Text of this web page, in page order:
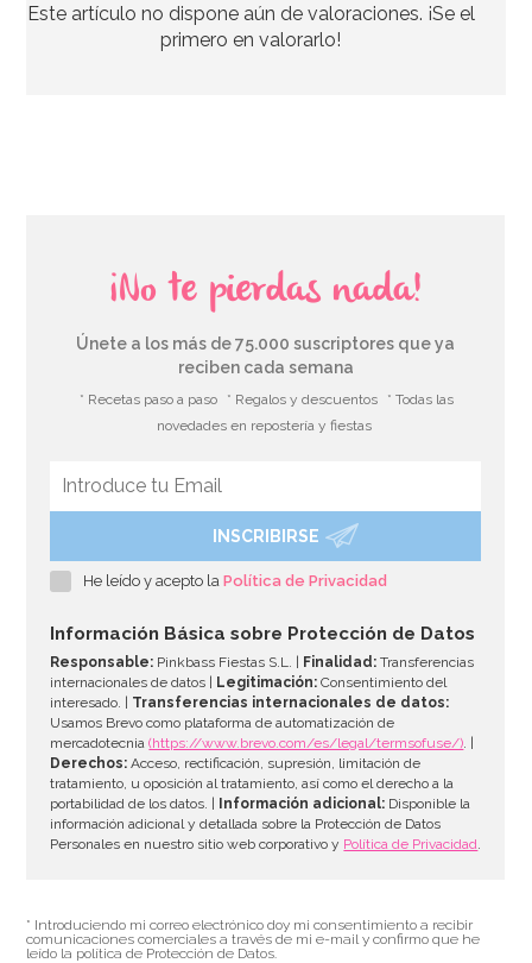
2,95€
Vela de Cumpleaños Branch 2D Trolls
AÑADIR
Este artículo no dispone aún de valoraciones. ¡Se el
primero en valorarlo!
¡No te pierdas nada!
Únete a los más de 75.000 suscriptores que ya
reciben cada semana
* Recetas paso a paso * Regalos y descuentos
* Todas las
novedades en repostería y fiestas
INSCRIBIRSE
He leído y acepto laPolítica de Privacidad
Información Básica sobre Protección de Datos
Responsable: Pinkbass Fiestas S.L. | Finalidad: Transferencias
internacionales de datos |
Legitimación: Consentimiento del
interesado. | Transferencias internacionales de datos:
Usamos Brevo como plataforma de automatización de
mercadotecnia(https://www.brevo.com/es/legal/termsofuse/). |
Derechos: Acceso, rectificación, supresión, limitación de
tratamiento, u oposición al tratamiento, así como el derecho a la
portabilidad de los datos. |
Información adicional: Disponible la
información adicional y detallada sobre la Protección de Datos
Personales en nuestro sitio web corporativo y Política de Privacidad.
* Introduciendo mi correo electrónico doy mi consentimiento a recibir
comunicaciones comerciales a través de mi e-mail y confirmo que he
leído la política de Protección de Datos.